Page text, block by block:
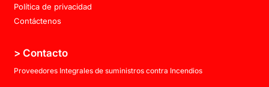
Política de privacidad
Contáctenos
> Contacto
Proveedores Integrales de suministros contra Incendios